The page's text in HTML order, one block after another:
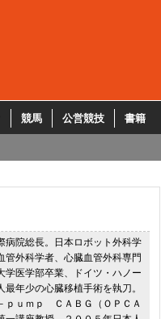
競馬 公営競技 書籍
病院総長。日本ロボット外科学
外科学者、心臓血管外科専門
学医学部卒業、ドイツ・ハノー
年少の心臓移植手術を執刀。
ｐｕｍｐ ＣＡＢＧ（ＯＰＣＡ